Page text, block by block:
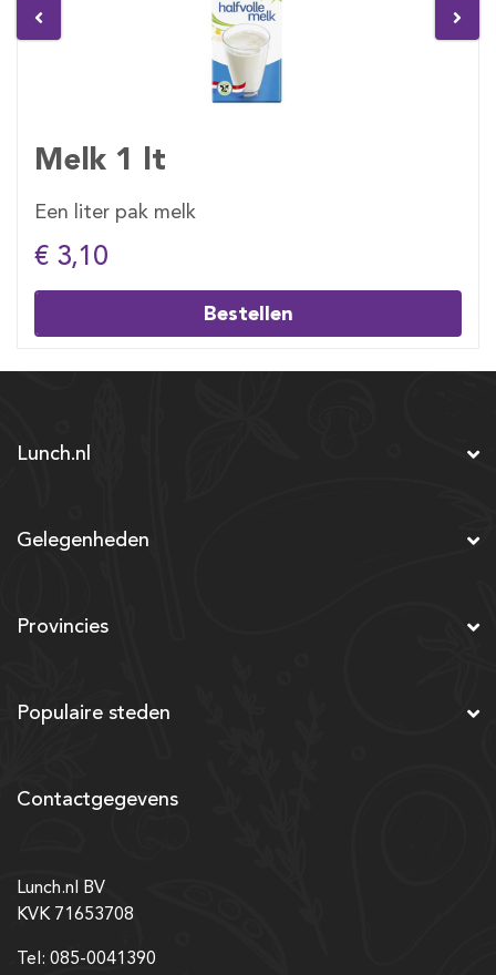
Melk 1 lt
Een liter pak melk
€ 3,10
Bestellen
Lunch.nl
Gelegenheden
Provincies
Populaire steden
Contactgegevens
Lunch.nl BV
KVK 71653708
Tel: 085-0041390